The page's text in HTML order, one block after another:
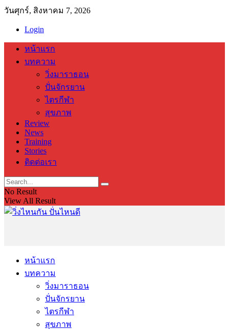
วันศุกร์, สิงหาคม 7, 2026
Login
หน้าแรก
บทความ
วิ่งมาราธอน
ปั่นจักรยาน
ไตรกีฬา
สุขภาพ
Review
News
Training
Stories
ติดต่อเรา
No Result
View All Result
หน้าแรก
บทความ
วิ่งมาราธอน
ปั่นจักรยาน
ไตรกีฬา
สุขภาพ